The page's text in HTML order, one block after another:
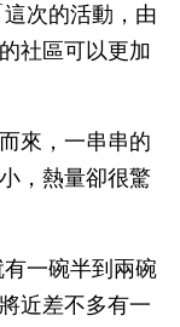
次的活動，由
社區可以更加
來，一串串的
，熱量卻很驚
一碗半到兩碗
近差不多有一